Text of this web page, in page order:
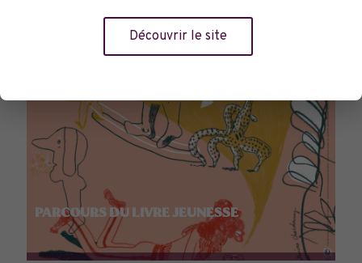
PARCOURS DU LIVRE JEUNESSE
Découvrir le site